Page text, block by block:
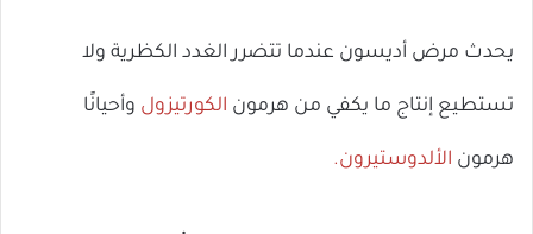
يحدث مرض أديسون عندما تتضرر الغدد الكظرية ولا
تستطيع إنتاج ما يكفي من هرمون الكورتيزول وأحيانًا
هرمون الألدوستيرون.